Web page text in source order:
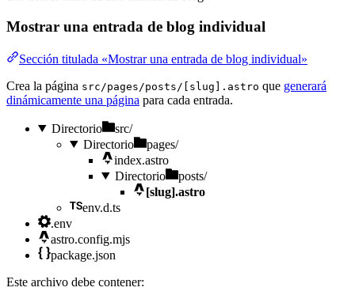
Mostrar una entrada de blog individual
Sección titulada «Mostrar una entrada de blog individual»
Crea la página src/pages/posts/[slug].astro que generará
dinámicamente una página para cada entrada.
Directorio
src/
Directorio
pages/
index.astro
Directorio
posts/
[slug].astro
env.d.ts
.env
astro.config.mjs
package.json
Este archivo debe contener: